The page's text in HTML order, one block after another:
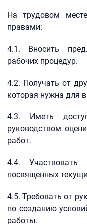
На трудовом
правами:
4.1. Вносить
рабочих процедур.
4.2. Получать от
которая нужна для
4.3. Иметь
руководством
работ.
4.4. Участвовать
посвященных
4.5. Требовать от
по созданию
работы.